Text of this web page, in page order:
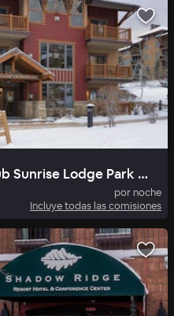
Hilton Grand Vacations Club Sunrise Lodge Park City
por noche
Incluye todas las comisiones